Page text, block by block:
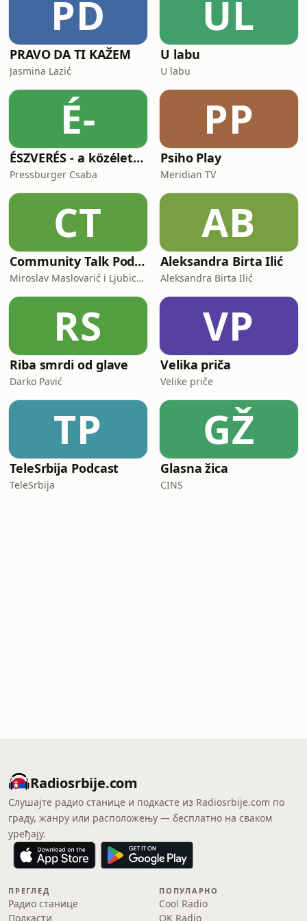
PD
PRAVO DA TI KAŽEM
Jasmina Lazić
UL
U labu
U labu
É-
ÉSZVERÉS - a közéleti kijózanító podcast
Pressburger Csaba
PP
Psiho Play
Meridian TV
CT
Community Talk Podcast
Miroslav Maslovarić i Ljubica Vukčević
AB
Aleksandra Birta Ilić
Aleksandra Birta Ilić
RS
Riba smrdi od glave
Darko Pavić
VP
Velika priča
Velike priče
TP
TeleSrbija Podcast
TeleSrbija
GŽ
Glasna žica
CINS
Radiosrbije.com
Слушајте радио станице и подкасте из Radiosrbije.com по
граду, жанру или расположењу — бесплатно на сваком
уређају.
ПРЕГЛЕД
Радио станице
Подкасти
ПОПУЛАРНО
Cool Radio
OK Radio